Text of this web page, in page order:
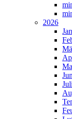
2026
Juli